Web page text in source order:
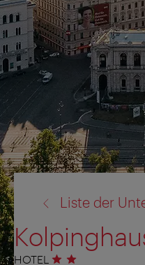
Liste der
HOTEL 2 Sterne